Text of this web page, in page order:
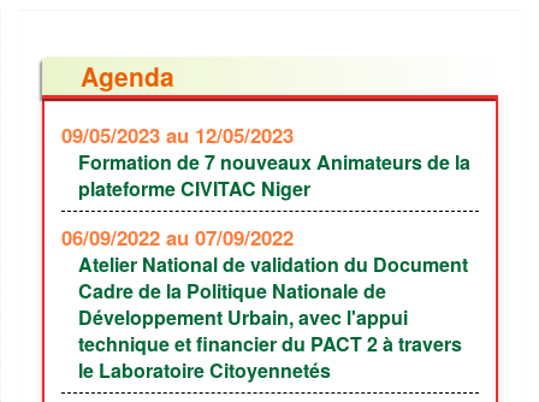
Agenda
09/05/2023 au 12/05/2023
Formation de 7 nouveaux Animateurs de la
plateforme CIVITAC Niger
06/09/2022 au 07/09/2022
Atelier National de validation du Document
Cadre de la Politique Nationale de
Développement Urbain, avec l'appui
technique et financier du PACT 2 à travers
le Laboratoire Citoyennetés